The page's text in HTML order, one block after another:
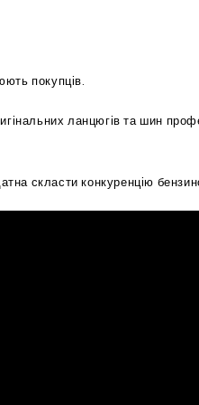
покупців.
ланцюгів та шин
скласти конкуренцію